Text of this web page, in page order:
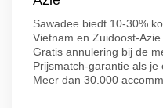
Sawadee biedt 10-30%
Vietnam en Zuidoost-
Gratis annulering bij de
Prijsmatch-garantie als je
Meer dan 30.000